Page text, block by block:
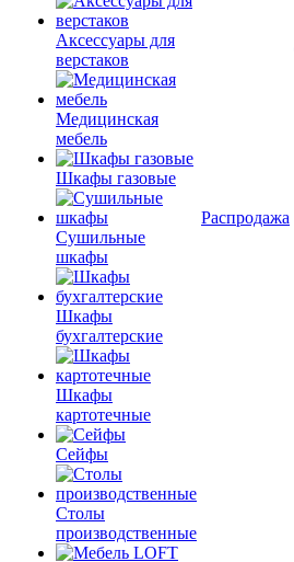
Аксессуары для
верстаков
Медицинская
мебель
Шкафы газовые
Сушильные
шкафы
Шкафы
бухгалтерские
Шкафы
картотечные
Сейфы
Столы
производственные
Распродажа